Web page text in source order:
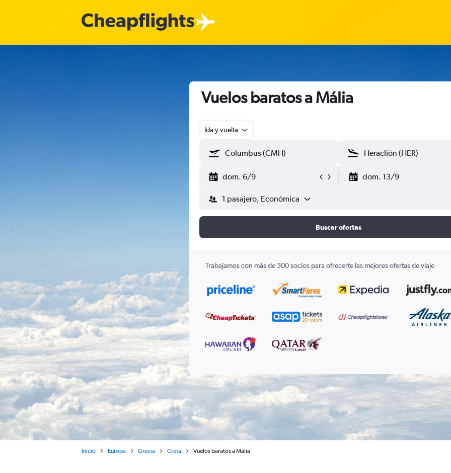
Vuelos baratos a Mália
Ida y vuelta
dom. 6/9 dom. 13/9
1 pasajero, Económica
Buscar ofertas
Trabajamos con más de 300 socios para ofrecerte las mejores ofertas de viaje
Inicio Europa Grecia Creta Vuelos baratos a Mália